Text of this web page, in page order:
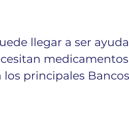
llegar a ser
principales